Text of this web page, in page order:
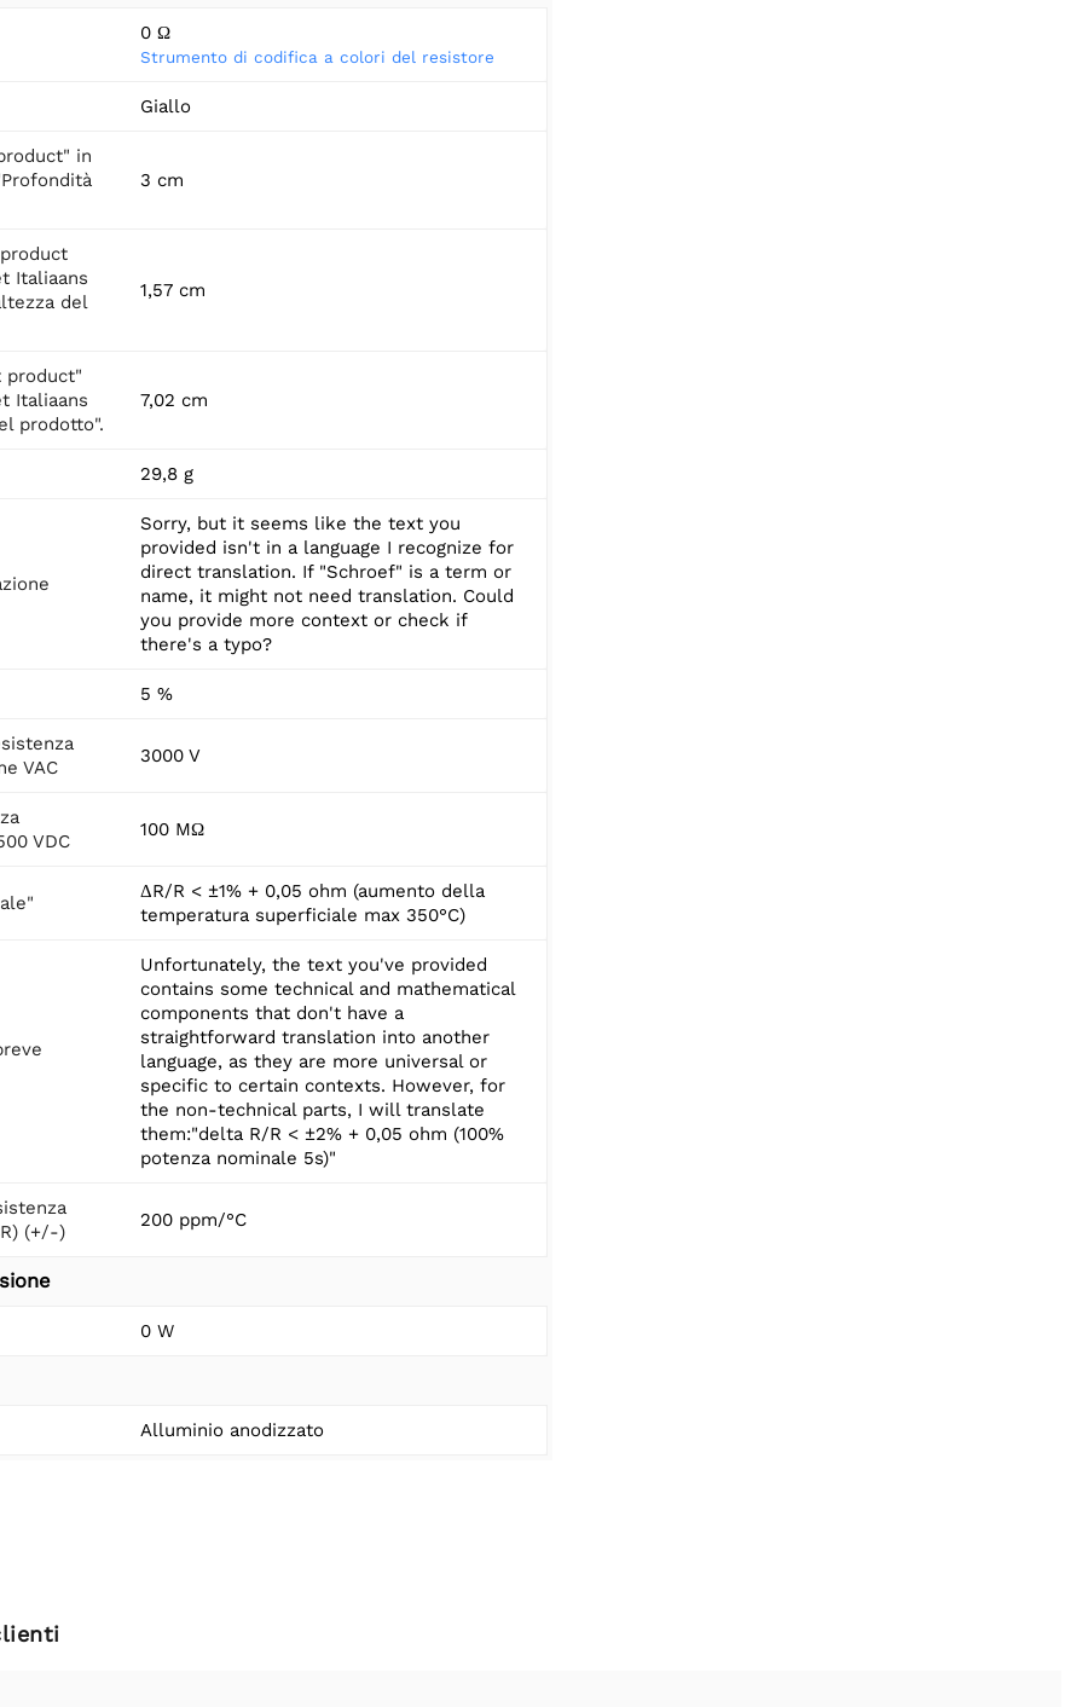
0 Ω
Strumento di codifica a colori del resistore
Giallo
in
3 cm
Italiaans
del
1,57 cm
product"
Italiaans
prodotto".
7,02 cm
29,8 g
Sorry, but it seems like the text you
provided isn't in a language I recognize for
direct translation. If "Schroef" is a term or
name, it might not need translation. Could
you provide more context or check if
there's a typo?
5 %
VAC
3000 V
VDC
100 MΩ
ΔR/R < ±1% + 0,05 ohm (aumento della
temperatura superficiale max 350°C)
Unfortunately, the text you've provided
contains some technical and mathematical
components that don't have a
straightforward translation into another
language, as they are more universal or
specific to certain contexts. However, for
the non-technical parts, I will translate
them:"delta R/R < ±2% + 0,05 ohm (100%
potenza nominale 5s)"
(+/-)
200 ppm/°C
0 W
Alluminio anodizzato